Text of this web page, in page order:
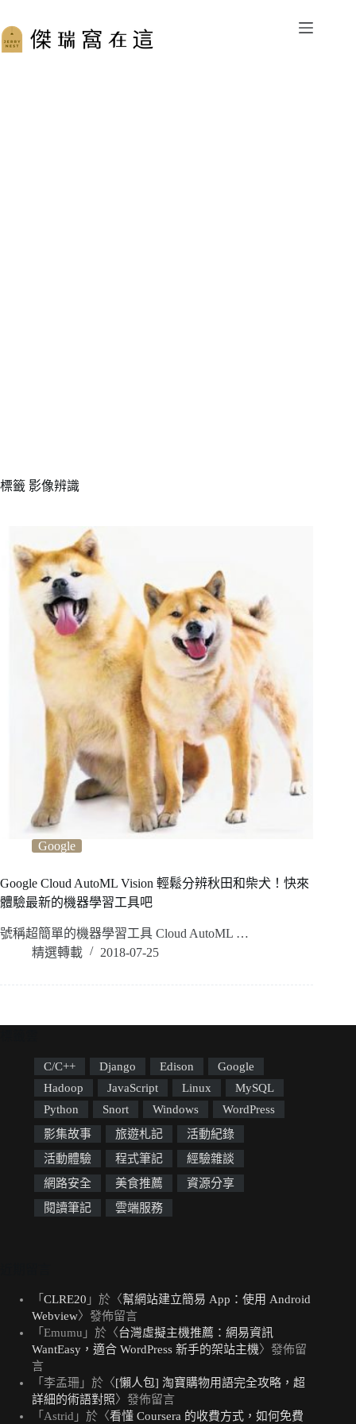
至
主
標籤 影像辨識
Google
Google Cloud AutoML Vision 輕鬆分辨秋田和柴犬！快來
體驗最新的機器學習工具吧
號稱超簡單的機器學習工具 Cloud AutoML …
精選轉載
2018-07-25
C/C++ Django Edison
Google
Hadoop
JavaScript Linux
MySQL
Python
Snort Windows
WordPress
影集故事
旅遊札記
活動紀錄
活動體驗
程式筆記
經驗雜談
網路安全
美食推薦
資源分享
閱讀筆記
雲端服務
「 CLRE20 」於〈幫網站建立簡易 App：使用 Android
Webview〉發佈留言
「 Emumu 」於〈台灣虛擬主機推薦：網易資訊
WantEasy，適合 WordPress 新手的架站主機〉發佈留
言
「 李孟珊 」於〈[懶人包] 淘寶購物用語完全攻略，超
詳細的術語對照〉發佈留言
「 Astrid 」於〈看懂 Coursera 的收費方式，如何免費